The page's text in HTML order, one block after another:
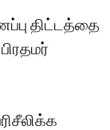
திட்டத்தை